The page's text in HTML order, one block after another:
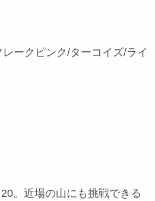
ークピンク/ターコイズ/ライ
。近場の山にも挑戦できる